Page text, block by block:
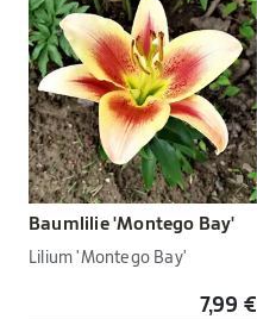
Baumlilie 'Montego Bay'
Lilium 'Montego Bay'
7,99 €